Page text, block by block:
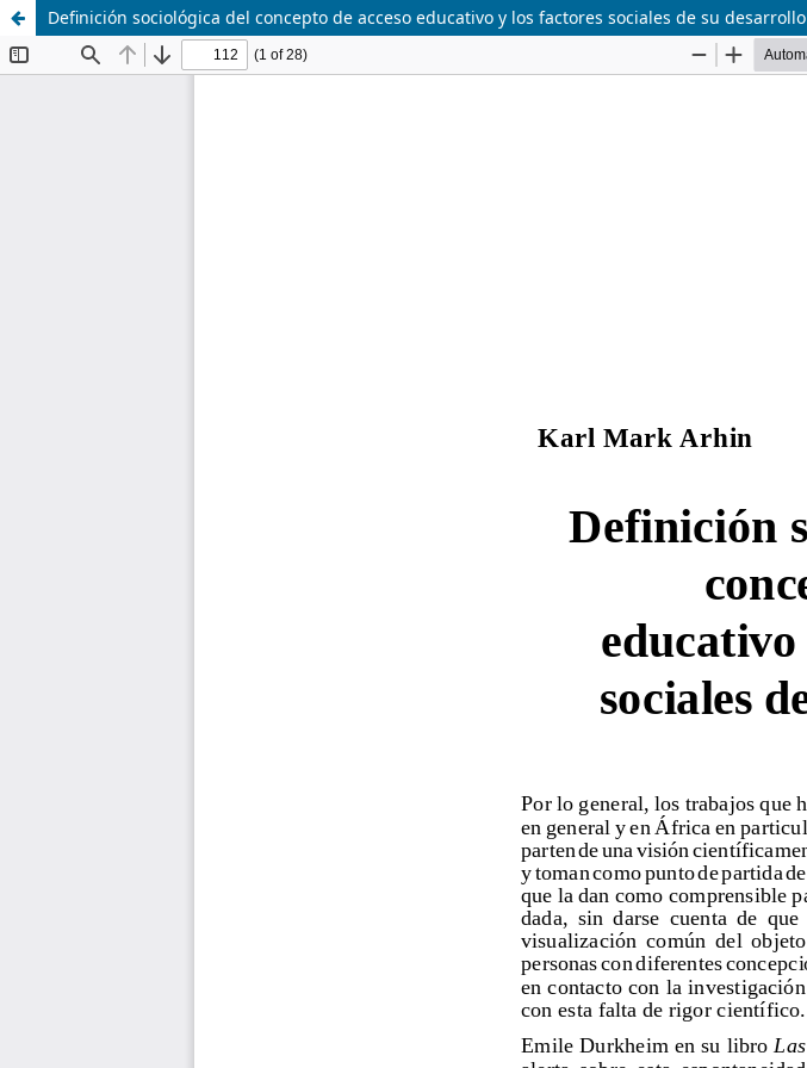
Definición sociológica del concepto de acceso educativo y los factores sociales de su desarrollo